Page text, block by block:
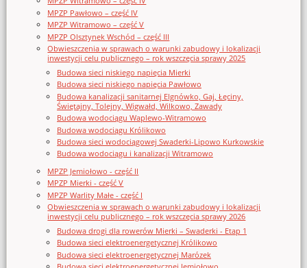
MPZP Pawłowo – część IV
MPZP Witramowo – część V
MPZP Olsztynek Wschód – część III
Obwieszczenia w sprawach o warunki zabudowy i lokalizacji
inwestycji celu publicznego – rok wszczęcia sprawy 2025
Budowa sieci niskiego napięcia Mierki
Budowa sieci niskiego napięcia Pawłowo
Budowa kanalizacji sanitarnej Elgnówko, Gaj, Łęciny,
Świętajny, Tolejny, Wigwałd, Wilkowo, Zawady
Budowa wodociągu Waplewo-Witramowo
Budowa wodociągu Królikowo
Budowa sieci wodociągowej Swaderki-Lipowo Kurkowskie
Budowa wodociągu i kanalizacji Witramowo
MPZP Jemiołowo - część II
MPZP Mierki - część V
MPZP Warlity Małe - część I
Obwieszczenia w sprawach o warunki zabudowy i lokalizacji
inwestycji celu publicznego – rok wszczęcia sprawy 2026
Budowa drogi dla rowerów Mierki – Swaderki - Etap 1
Budowa sieci elektroenergetycznej Królikowo
Budowa sieci elektroenergetycznej Marózek